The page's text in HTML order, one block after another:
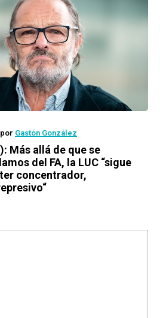
por Gastón González
Más allá de que se
del FA, la LUC “sigue
concentrador,